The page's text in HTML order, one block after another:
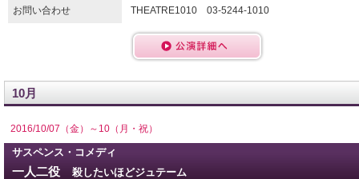
お問い合わせ THEATRE1010 03-5244-1010
10月
2016/10/07（金）～10（月・祝）
サスペンス・コメディ
一人二役 殺したいほどジュテーム